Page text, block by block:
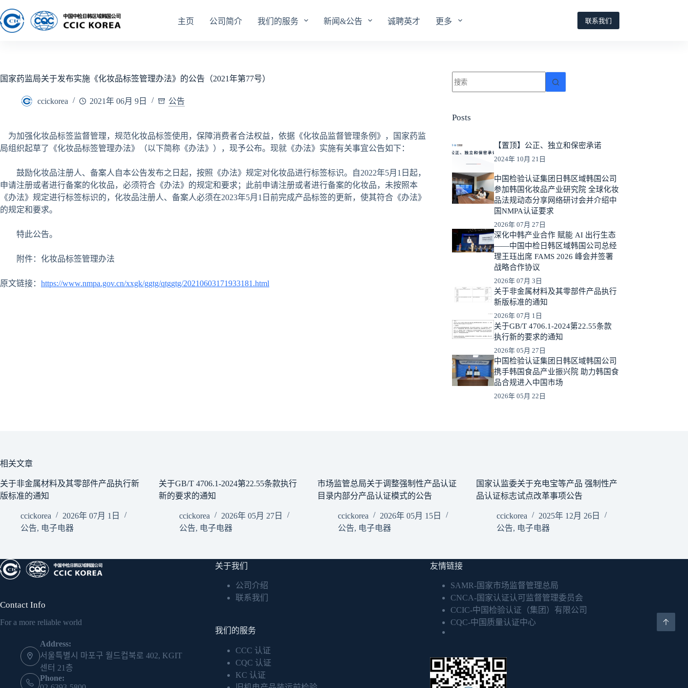
主页 公司简介 我们的服务 新闻&公告 诚聘英才 更多 联系我们
国家药监局关于发布实施《化妆品标签管理办法》的公告（2021年第77号）
ccickorea 2021年 06月 9日 公告
为加强化妆品标签监督管理，规范化妆品标签使用，保障消费者合法权益，依据《化妆品监督管理条例》，国家药监
局组织起草了《化妆品标签管理办法》（以下简称《办法》），现予公布。现就《办法》实施有关事宜公告如下：
鼓励化妆品注册人、备案人自本公告发布之日起，按照《办法》规定对化妆品进行标签标识。自2022年5月1日起，
申请注册或者进行备案的化妆品，必须符合《办法》的规定和要求；此前申请注册或者进行备案的化妆品，未按照本
《办法》规定进行标签标识的，化妆品注册人、备案人必须在2023年5月1日前完成产品标签的更新，使其符合《办法》
的规定和要求。
特此公告。
附件：化妆品标签管理办法
原文链接： https://www.nmpa.gov.cn/xxgk/ggtg/qtggtg/20210603171933181.html
Posts
【置顶】公正、独立和保密承诺
2024年 10月 21日
中国检验认证集团日韩区域韩国公司
参加韩国化妆品产业研究院 全球化妆
品法规动态分享网络研讨会并介绍中
国NMPA认证要求
2026年 07月 27日
深化中韩产业合作 赋能 AI 出行生态
——中国中检日韩区域韩国公司总经
理王珏出席 FAMS 2026 峰会并签署
战略合作协议
2026年 07月 3日
关于非金属材料及其零部件产品执行
新版标准的通知
2026年 07月 1日
关于GB/T 4706.1-2024第22.55条款
执行新的要求的通知
2026年 05月 27日
中国检验认证集团日韩区域韩国公司
携手韩国食品产业振兴院 助力韩国食
品合规进入中国市场
2026年 05月 22日
相关文章
关于非金属材料及其零部件产品执行新
版标准的通知
ccickorea
2026年 07月 1日
公告, 电子电器
关于GB/T 4706.1-2024第22.55条款执行
新的要求的通知
ccickorea
2026年 05月 27日
公告, 电子电器
市场监管总局关于调整强制性产品认证
目录内部分产品认证模式的公告
ccickorea
2026年 05月 15日
公告, 电子电器
国家认监委关于充电宝等产品 强制性产
品认证标志试点改革事项公告
ccickorea
2025年 12月 26日
公告, 电子电器
Contact Info
For a more reliable world
Address:
서울특별시 마포구 월드컵북로 402, KGIT
센터 21층
Phone:
关于我们
公司介绍
联系我们
我们的服务
CCC 认证
CQC 认证
KC 认证
友情链接
SAMR-国家市场监督管理总局
CNCA-国家认证认可监督管理委员会
CCIC-中国检验认证（集团）有限公司
CQC-中国质量认证中心